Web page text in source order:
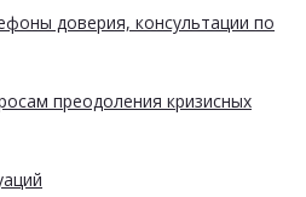
доверия, консультации по
преодоления кризисных